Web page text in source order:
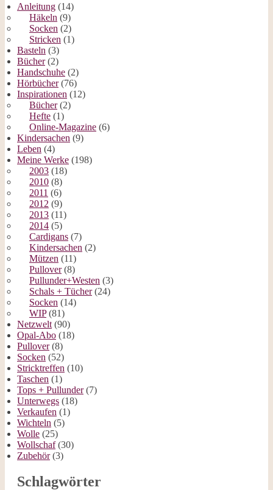
Anleitung (14)
Häkeln (9)
Socken (2)
Stricken (1)
Basteln (3)
Bücher(2)
Handschuhe (2)
Hörbücher(76)
Inspirationen (12)
Bücher(2)
Hefte (1)
Online-Magazine (6)
Kindersachen (9)
Leben (4)
Meine Werke (198)
2003 (18)
2010 (8)
2011 (6)
2012 (9)
2013 (11)
2014 (5)
Cardigans (7)
Kindersachen (2)
Mützen (11)
Pullover(8)
Pullunder+Westen (3)
Schals + Tücher(24)
Socken (14)
WIP(81)
Netzwelt (90)
Opal-Abo (18)
Pullover(8)
Socken (52)
Stricktreffen (10)
Taschen (1)
Tops + Pullunder(7)
Unterwegs (18)
Verkaufen (1)
Wichteln (5)
Wolle (25)
Wollschaf(30)
Zubehör(3)
Schlagwörter